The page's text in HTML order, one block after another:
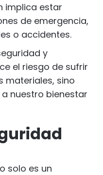
implica estar
de emergencia,
o accidentes.
y
el riesgo de sufrir
materiales, sino
nuestro bienestar
solo es un